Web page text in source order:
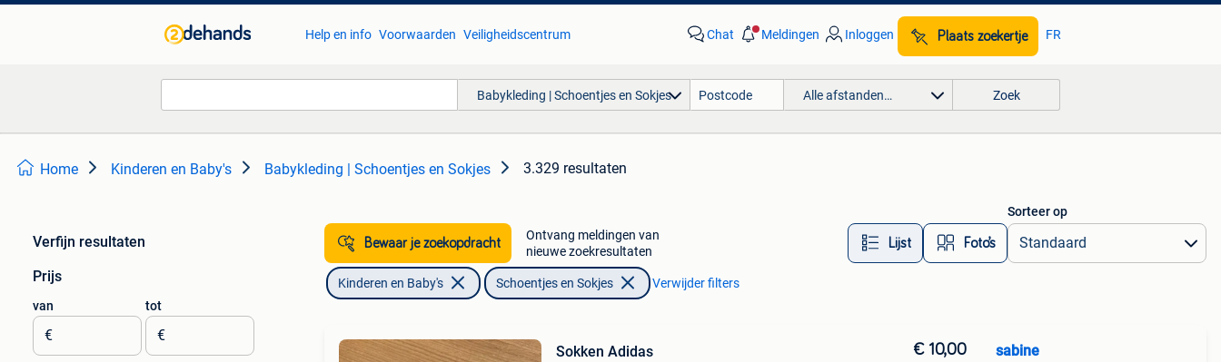
Help en info Voorwaarden Veiligheidscentrum Chat Meldingen Inloggen Plaats zoekertje FR
Babykleding | Schoentjes en Sokjes Alle afstanden… Zoek
Home Kinderen en Baby's Babykleding | Schoentjes en Sokjes 3.329 resultaten
Verfijn resultaten
Prijs
van
€
tot
€
Bewaar je zoekopdracht
Ontvang meldingen van
nieuwe zoekresultaten
Lijst Foto’s
Sorteer op
Kinderen en Baby's Schoentjes en Sokjes Verwijder filters
Sokken Adidas € 10,00 sabine